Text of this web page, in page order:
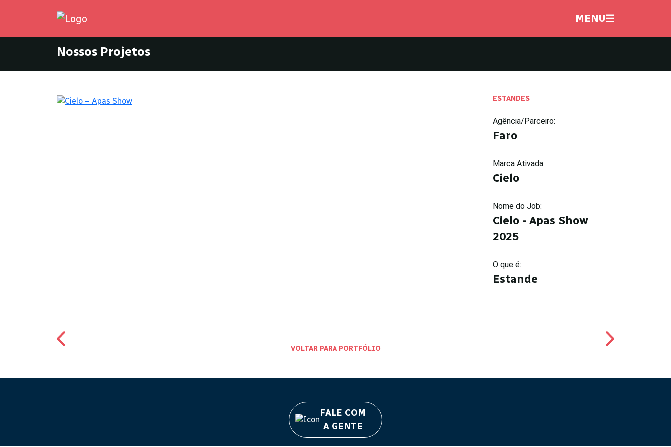
MENU
Nossos Projetos
ESTANDES
Agência/Parceiro:
Faro
Marca Ativada:
Cielo
Nome do Job:
Cielo - Apas Show
2025
O que é:
Estande
VOLTAR PARA PORTFÓLIO
FALE COM
A GENTE